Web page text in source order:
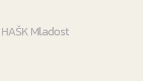
HAŠK Mladost